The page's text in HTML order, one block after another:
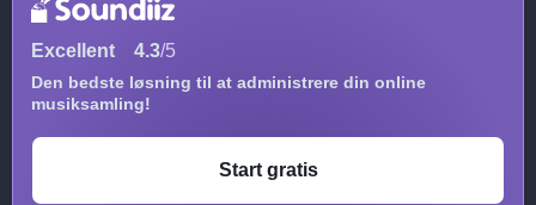
Excellent 4.3/5
Den bedste løsning til at administrere din online
musiksamling!
Start gratis